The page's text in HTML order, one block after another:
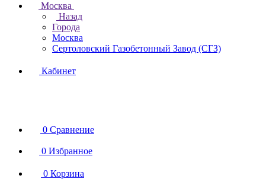
Москва
Назад
Города
Москва
Сертоловский Газобетонный Завод (СГЗ)
Кабинет
0 Сравнение
0 Избранное
0 Корзина